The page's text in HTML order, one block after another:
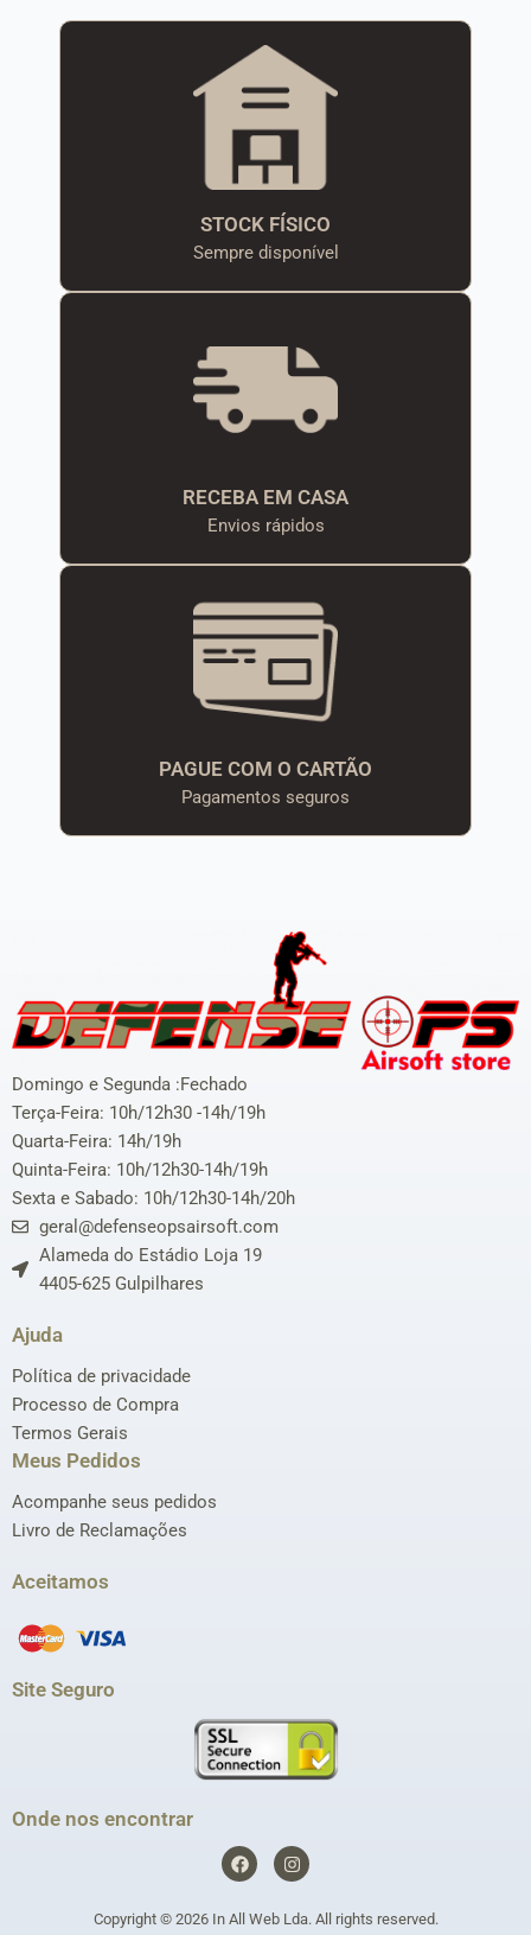
STOCK FÍSICO
Sempre disponível
RECEBA EM CASA
Envios rápidos
PAGUE COM O CARTÃO
Pagamentos seguros
Domingo e Segunda :Fechado
Terça-Feira: 10h/12h30 -14h/19h
Quarta-Feira: 14h/19h
Quinta-Feira: 10h/12h30-14h/19h
Sexta e Sabado: 10h/12h30-14h/20h
geral@defenseopsairsoft.com
Alameda do Estádio Loja 19
4405-625 Gulpilhares
Ajuda
Política de privacidade
Processo de Compra
Termos Gerais
Meus Pedidos
Acompanhe seus pedidos
Livro de Reclamações
Aceitamos
Site Seguro
Onde nos encontrar
F
a
e
b
I
n
a
Copyright © 2026 In All Web Lda. All rights reserved.